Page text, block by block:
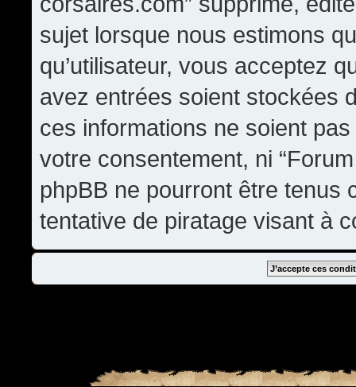
sujet lorsque nous estimons
qu’utilisateur, vous acceptez
avez entrées soient stockées
ces informations ne soient
votre consentement, ni
phpBB ne pourront être tenus
tentative de piratage visant à